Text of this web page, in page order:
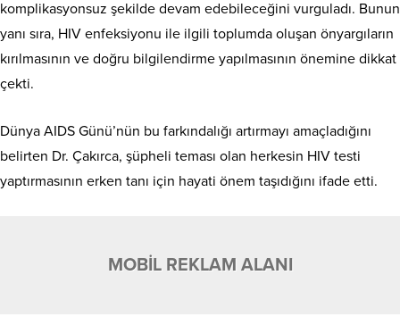
komplikasyonsuz şekilde devam edebileceğini vurguladı. Bunun
yanı sıra, HIV enfeksiyonu ile ilgili toplumda oluşan önyargıların
kırılmasının ve doğru bilgilendirme yapılmasının önemine dikkat
çekti.
Dünya AIDS Günü’nün bu farkındalığı artırmayı amaçladığını
belirten Dr. Çakırca, şüpheli teması olan herkesin HIV testi
yaptırmasının erken tanı için hayati önem taşıdığını ifade etti.
MOBİL REKLAM ALANI